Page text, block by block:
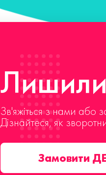
Зв'яжіться з нами або
Дізнайтеся, як
Замовити